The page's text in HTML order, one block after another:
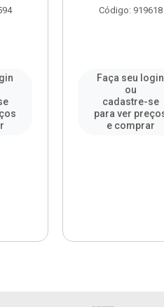
Código: 919618
Faça seu login
ou
cadastre-se
para ver
e comprar